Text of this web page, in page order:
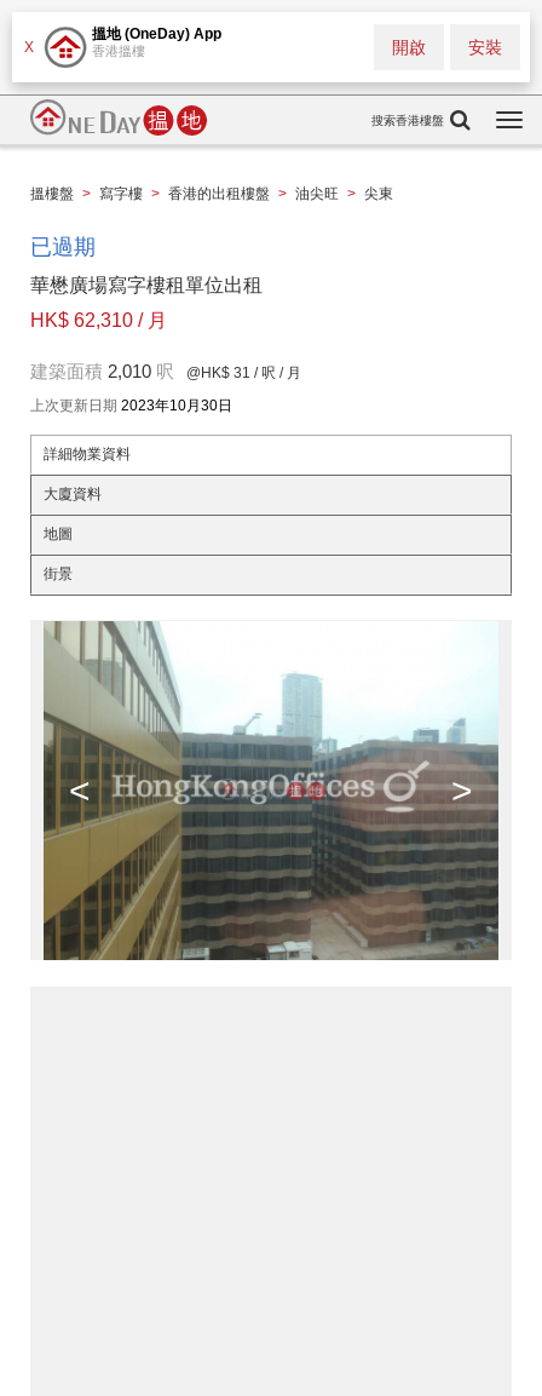
X
搵地 (OneDay) App
香港搵樓 安裝
開啟
搜索香港樓盤
搵樓盤 > 寫字樓 > 香港的出租樓盤 > 油尖旺 > 尖東
已過期
華懋廣場寫字樓租單位出租
HK$ 62,310 / 月
建築面積 2,010 呎 @HK$ 31 / 呎 / 月
上次更新日期 2023年10月30日
詳細物業資料
大廈資料
地圖
街景
< >